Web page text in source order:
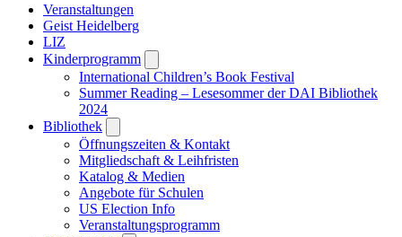
Veranstaltungen
Geist Heidelberg
LIZ
Kinderprogramm
submenu
International Children’s Book Festival
Summer Reading – Lesesommer der DAI Bibliothek
2024
Bibliothek
submenu
Öffnungszeiten & Kontakt
Mitgliedschaft & Leihfristen
Katalog & Medien
Angebote für Schulen
US Election Info
Veranstaltungsprogramm